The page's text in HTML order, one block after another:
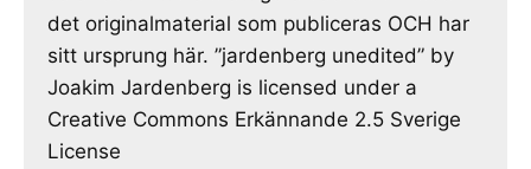
det originalmaterial som publiceras OCH har
sitt ursprung här. ”jardenberg unedited” by
Joakim Jardenberg is licensed under a
Creative Commons Erkännande 2.5 Sverige
License